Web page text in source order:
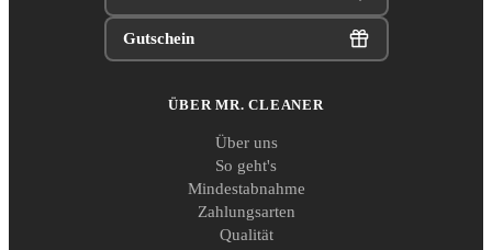
Gutschein
ÜBER MR. CLEANER
Über uns
So geht's
Mindestabnahme
Zahlungsarten
Qualität